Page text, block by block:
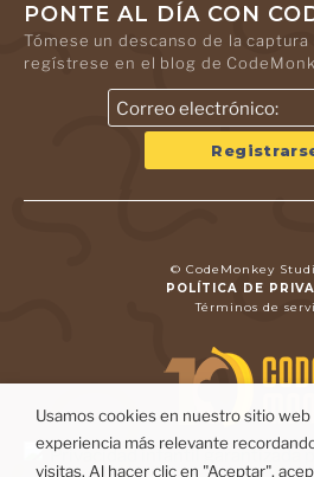
PONTE AL DÍA CON
Tómese un descanso de la
regístrese en el blog de
© CodeMonkey
POLÍTICA DE
Términos de
Usamos cookies en nuestro sitio web
experiencia más relevante
visitas. Al hacer clic en "Aceptar",